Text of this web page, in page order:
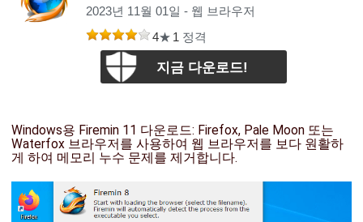
2023년 11월 01일 - 웹 브라우저
4★ 1 정격
지금 다운로드!
Windows용 Firemin 11 다운로드: Firefox, Pale Moon 또는
Waterfox 브라우저를 사용하여 웹 브라우저를 보다 원활하
게 하여 메모리 누수 문제를 제거합니다.